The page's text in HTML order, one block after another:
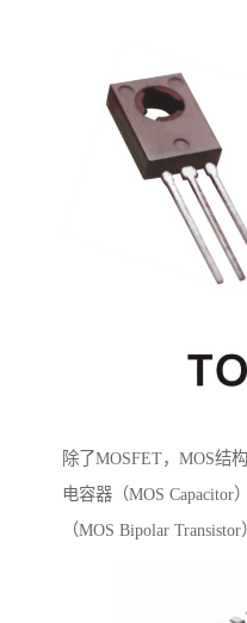
除了MOSFET，MOS结
电容器（MOS Capacitor
（MOS Bipolar Transistor